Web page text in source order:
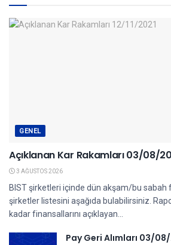
GENEL
Açıklanan Kar Rakamları 03/08/
3 AĞUSTOS 2026
BIST şirketleri içinde dün akşam/bu sabah
şirketler listesini aşağıda bulabilirsiniz.
kadar finansallarını açıklayan...
Pay Geri Alımları 03/